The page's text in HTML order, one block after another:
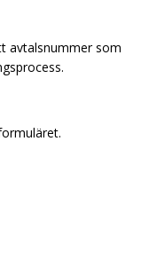
avtalsnummer som